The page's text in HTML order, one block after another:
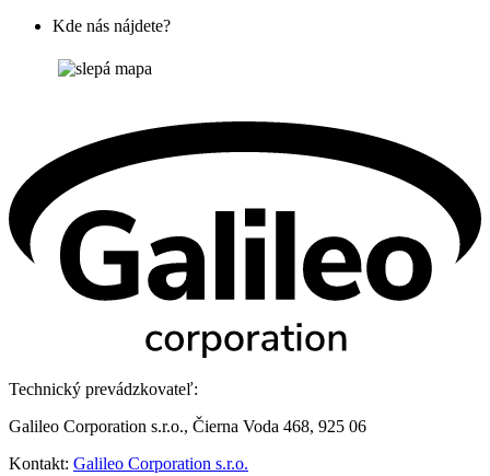
Kde nás nájdete?
Technický prevádzkovateľ:
Galileo Corporation s.r.o., Čierna Voda 468, 925 06
Kontakt: Galileo Corporation s.r.o.